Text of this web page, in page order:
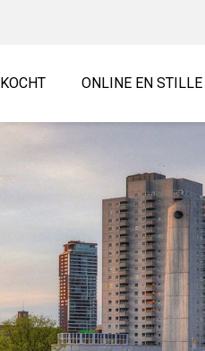
ONLINE EN STILLE